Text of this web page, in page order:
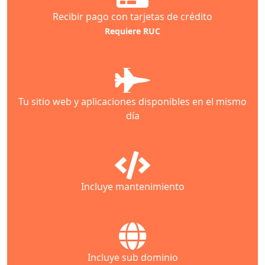
Recibir pago con tarjetas de crédito
Requiere RUC
Tu sitio web y aplicaciones disponibles en el mismo
día
Incluye mantenimiento
Incluye sub dominio